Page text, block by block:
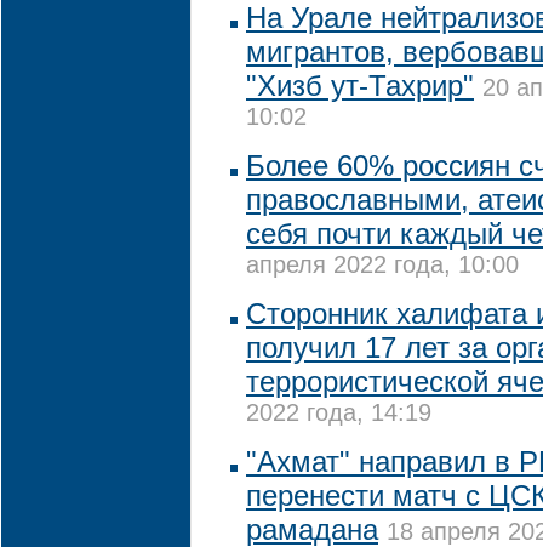
На Урале
мигрантов,
"Хизб ут-Тахрир" 20
10:02
Более 60% россиян
православными,
себя почти каждый
апреля 2022 года, 10:00
Сторонник халифата
получил 17 лет за
террористической
2022 года, 14:19
"Ахмат" направил в
перенести матч с
рамадана 18 апреля